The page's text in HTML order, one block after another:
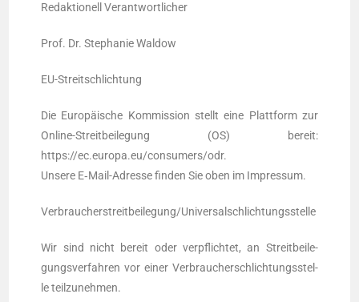
Redak­tio­nell Verantwortlicher
Prof. Dr. Ste­pha­nie Waldow
EU-Streit­schlich­tung
Die Euro­päi­sche Kom­mis­si­on stellt eine Platt­form zur
Online-Streit­bei­le­gung (OS) bereit:
https://ec.europa.eu/consumers/odr.
Unse­re E‑Mail-Adres­se fin­den Sie oben im Impressum.
Verbraucherstreitbeilegung/Universalschlichtungsstelle
Wir sind nicht bereit oder ver­pflich­tet, an Streit­bei­le­
gungs­ver­fah­ren vor einer Ver­brau­cher­schlich­tungs­stel­
le teilzunehmen.